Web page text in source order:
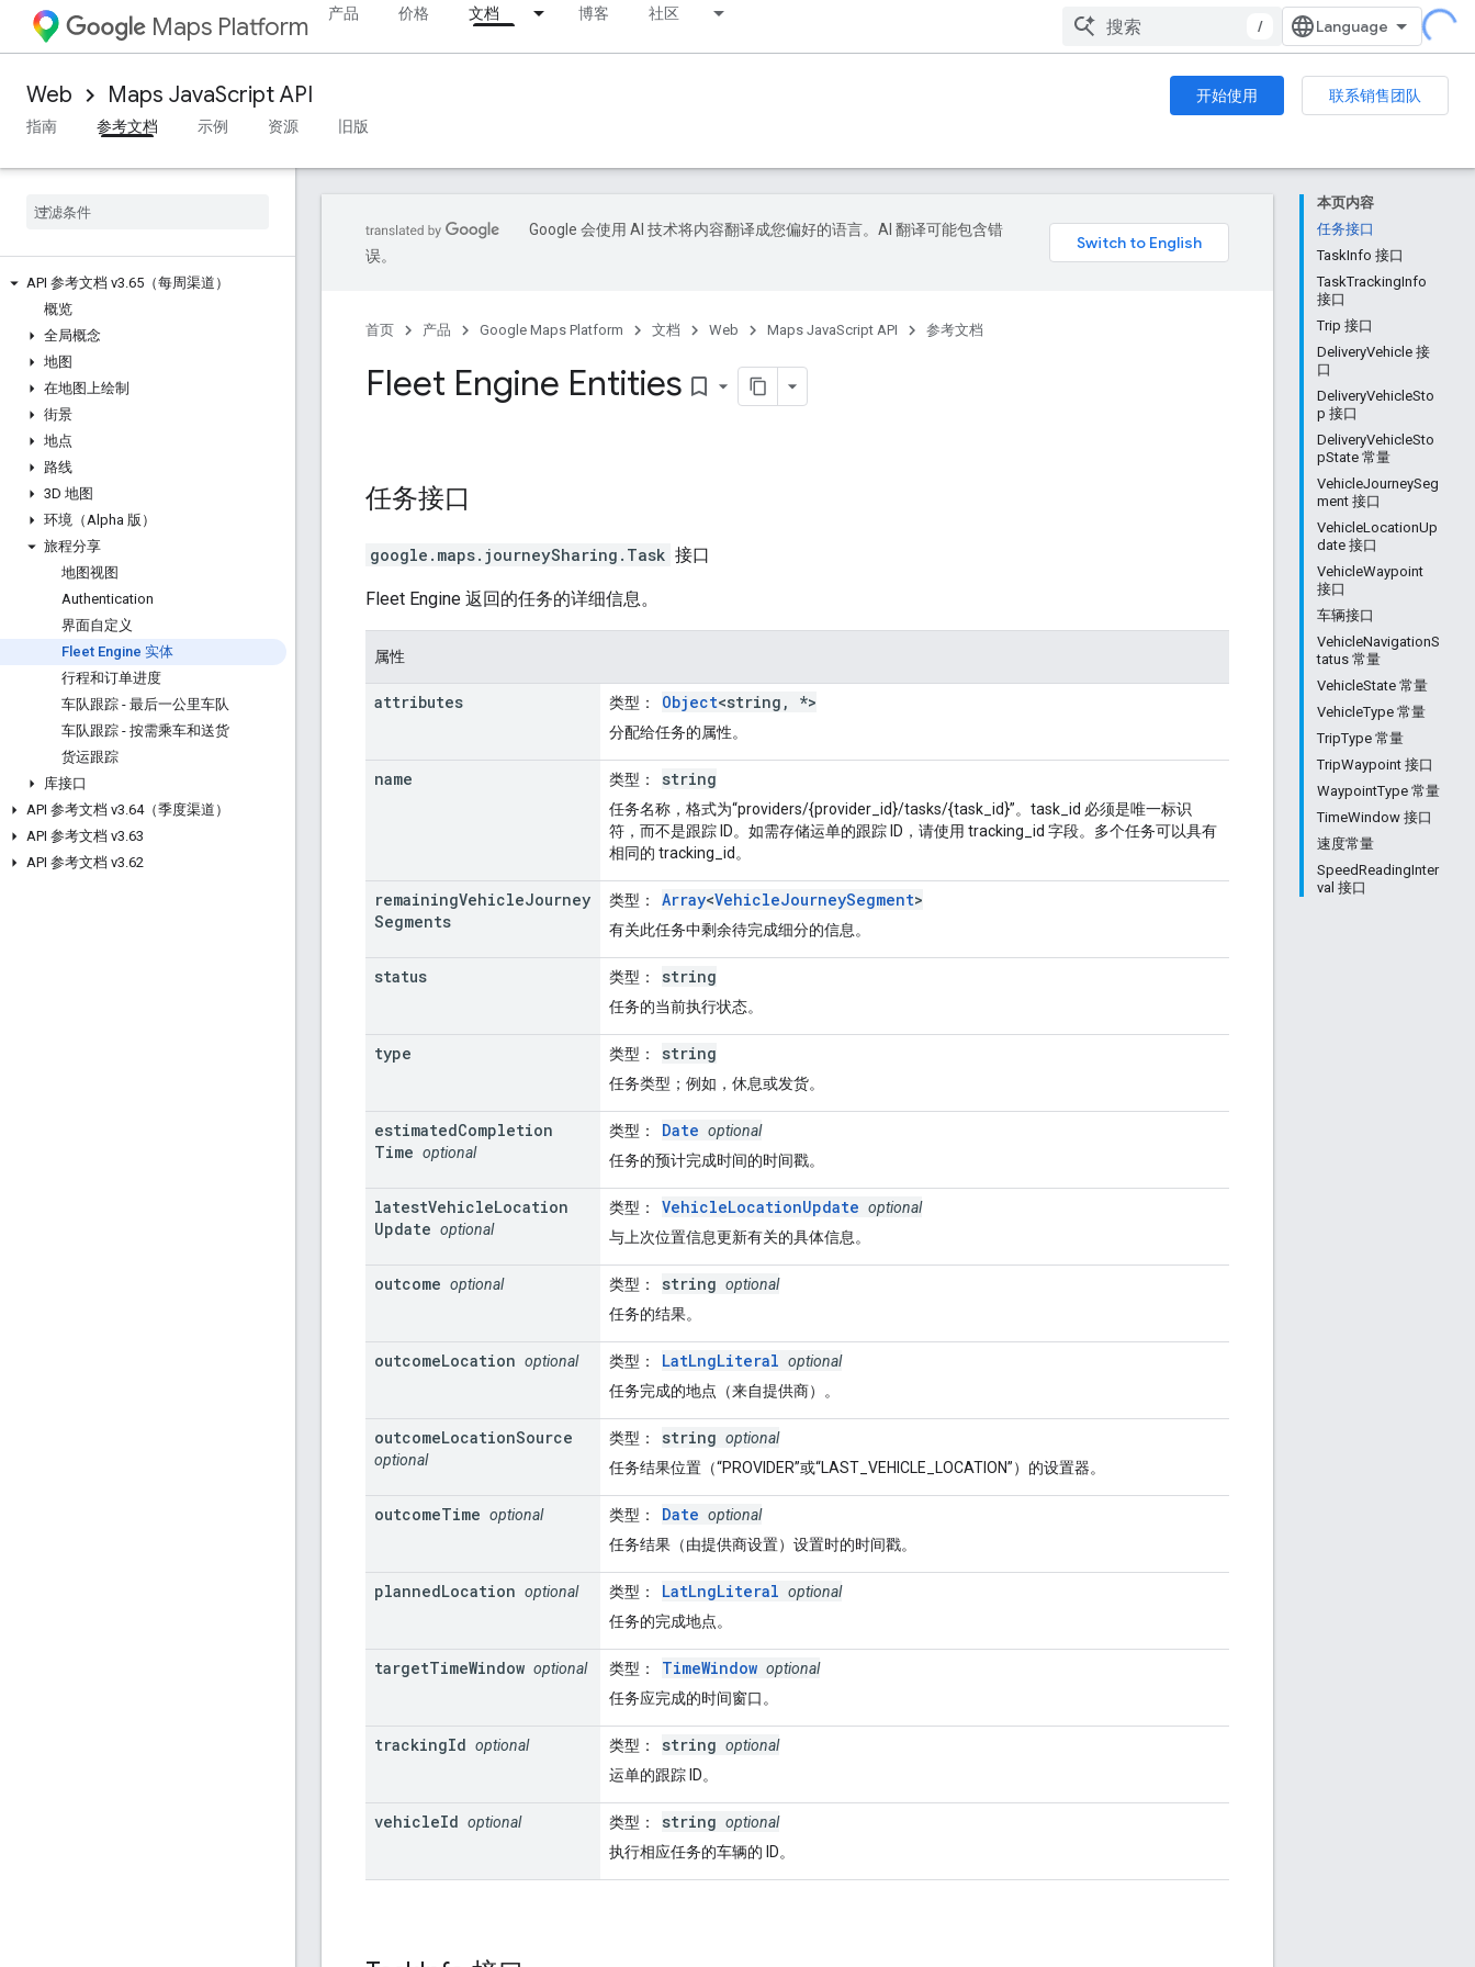
Maps Platform 产品 价格 文档 博客 社区
/
Web Maps JavaScript API 开始使用
联系销售团队
指南
参考文档 示例 资源 旧版
API 参考文档 v3.65（每周渠道）
概览
全局概念
地图
在地图上绘制
街景
地点
路线
3D 地图
环境（Alpha 版）
旅程分享
地图视图
Authentication
界面自定义
Fleet Engine 实体
行程和订单进度
车队跟踪 - 最后一公里车队
车队跟踪 - 按需乘车和送货
货运跟踪
库接口
API 参考文档 v3.64（季度渠道）
API 参考文档 v3.63
API 参考文档 v3.62
本页内容
任务接口
TaskInfo 接口
TaskTrackingInfo
接口
Trip 接口
DeliveryVehicle 接
口
DeliveryVehicleSto
p 接口
DeliveryVehicleSto
pState 常量
VehicleJourneySeg
ment 接口
VehicleLocationUp
date 接口
VehicleWaypoint
接口
车辆接口
VehicleNavigationS
tatus 常量
VehicleState 常量
VehicleType 常量
TripType 常量
TripWaypoint 接口
WaypointType 常量
TimeWindow 接口
速度常量
SpeedReadingInter
val 接口
Google 会使用 AI 技术将内容翻译成您偏好的语言。AI 翻译可能包含错
误。
首页 产品 Google Maps Platform 文档 Web Maps JavaScript API 参考文档
Fleet Engine Entities bookmark_border
任务接口
google.maps.journeySharing . Task 接口
Fleet Engine 返回的任务的详细信息。
属性
attributes 类型 ： Object<string, *>
分配给任务的属性。
name 类型 ： string
任务名称，格式为“providers/{provider_id}/tasks/{task_id}”。task_id 必须是唯一标识
符，而不是跟踪 ID。如需存储运单的跟踪 ID，请使用 tracking_id 字段。多个任务可以具有
相同的 tracking_id。
remainingVehicleJourney
Segments
类型 ： Array<VehicleJourneySegment>
有关此任务中剩余待完成细分的信息。
status 类型 ： string
任务的当前执行状态。
type 类型 ： string
任务类型；例如，休息或发货。
estimatedCompletion
Time optional
类型 ： Date optional
任务的预计完成时间的时间戳。
latestVehicleLocation
Update optional
类型 ： VehicleLocationUpdate optional
与上次位置信息更新有关的具体信息。
outcome optional 类型 ： string optional
任务的结果。
outcomeLocation optional 类型 ： LatLngLiteral optional
任务完成的地点（来自提供商）。
outcomeLocationSource
optional
类型 ： string optional
任务结果位置（“PROVIDER”或“LAST_VEHICLE_LOCATION”）的设置器。
outcomeTime optional 类型 ： Date optional
任务结果（由提供商设置）设置时的时间戳。
plannedLocation optional 类型 ： LatLngLiteral optional
任务的完成地点。
targetTimeWindow optional 类型 ： TimeWindow optional
任务应完成的时间窗口。
trackingId optional 类型 ： string optional
运单的跟踪 ID。
vehicleId optional 类型 ： string optional
执行相应任务的车辆的 ID。